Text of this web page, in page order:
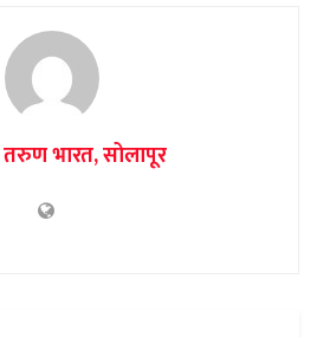
तरुण भारत, सोलापूर